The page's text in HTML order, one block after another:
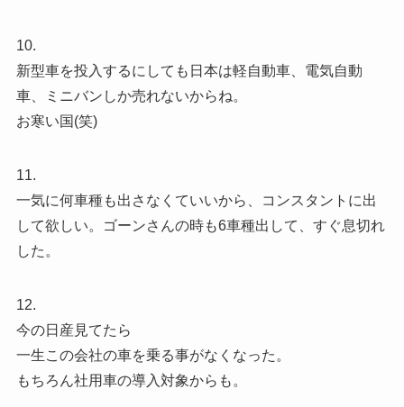
10.
新型車を投入するにしても日本は軽自動車、電気自動
車、ミニバンしか売れないからね。
お寒い国(笑)
11.
一気に何車種も出さなくていいから、コンスタントに出
して欲しい。ゴーンさんの時も6車種出して、すぐ息切れ
した。
12.
今の日産見てたら
一生この会社の車を乗る事がなくなった。
もちろん社用車の導入対象からも。